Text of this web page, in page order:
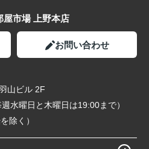
屋市場 上野本店
お問い合わせ
山ビル 2F
水曜日と木曜日は19:00まで）
除く）